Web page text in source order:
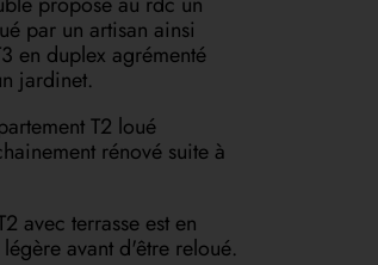
par un artisan ainsi
en duplex agrémenté
jardinet.
T2 loué
rénové suite à
avec terrasse est en
avant d'être reloué.